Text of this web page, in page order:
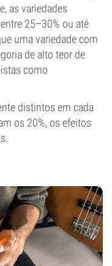
as variedades
entre 25–30% ou até
uma variedade com
de alto teor de
como
distintos em cada
os 20%, os efeitos